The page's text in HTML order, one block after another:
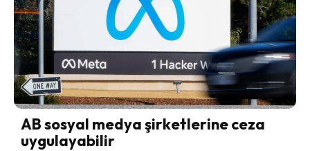
AB sosyal medya şirketlerine ceza
uygulayabilir